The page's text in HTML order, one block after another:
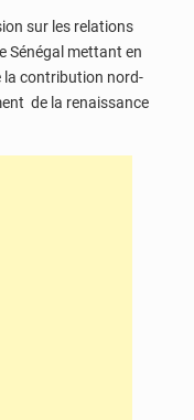
sur les relations
Sénégal mettant en
la contribution nord-
de la renaissance